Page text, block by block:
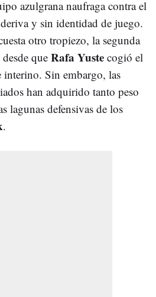
azulgrana naufraga contra el
y sin identidad de juego.
otro tropiezo, la segunda
que Rafa Yuste cogió el
interino. Sin embargo, las
han adquirido tanto peso
lagunas defensivas de los
.